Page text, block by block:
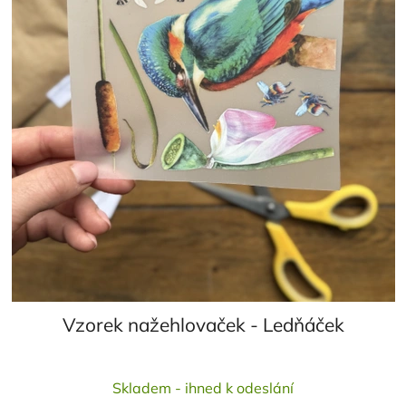
Vzorek nažehlovaček - Ledňáček
hodnocení
Skladem - ihned k odeslání